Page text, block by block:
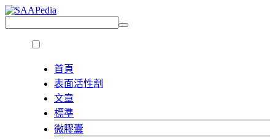
首頁
表面活性劑
文章
標準
微膠囊